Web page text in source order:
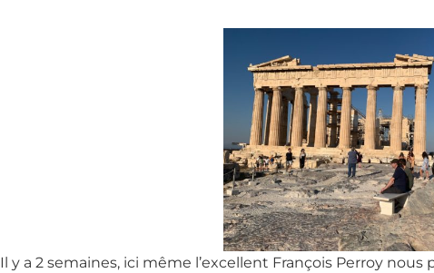
Il y a 2 semaines, ici même l’excellent François Perroy